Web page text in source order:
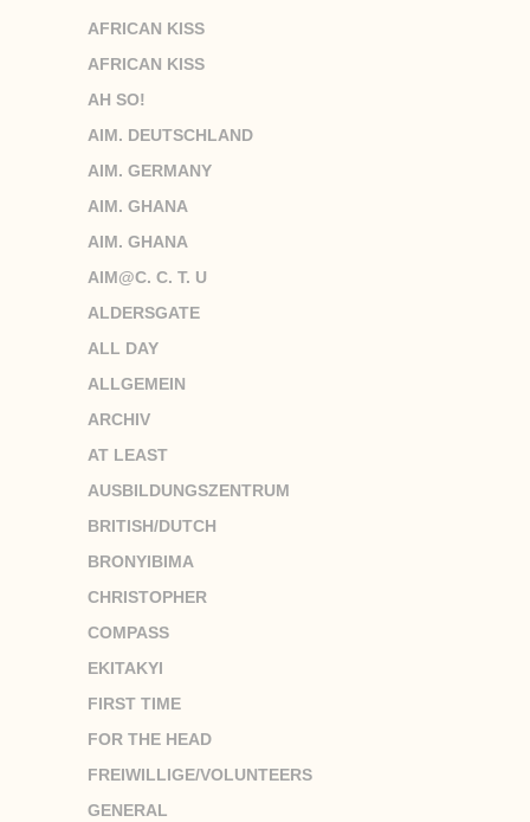
AFRICAN KISS
AFRICAN KISS
AH SO!
AIM. DEUTSCHLAND
AIM. GERMANY
AIM. GHANA
AIM. GHANA
AIM@C. C. T. U
ALDERSGATE
ALL DAY
ALLGEMEIN
ARCHIV
AT LEAST
AUSBILDUNGSZENTRUM
BRITISH/DUTCH
BRONYIBIMA
CHRISTOPHER
COMPASS
EKITAKYI
FIRST TIME
FOR THE HEAD
FREIWILLIGE/VOLUNTEERS
GENERAL